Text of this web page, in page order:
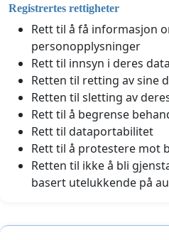
Registrertes rettigheter
Rett til å få informasjon
personopplysninger
Rett til innsyn i deres data
Retten til retting av sine
Retten til sletting av
Rett til å begrense
Rett til dataportabilitet
Rett til å protestere mot
Retten til ikke å bli
basert utelukkende på